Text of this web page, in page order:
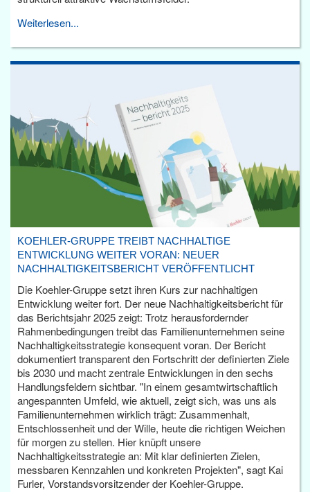
Weiterlesen...
KOEHLER-GRUPPE TREIBT NACHHALTIGE
ENTWICKLUNG WEITER VORAN: NEUER
NACHHALTIGKEITSBERICHT VERÖFFENTLICHT
Die Koehler-Gruppe setzt ihren Kurs zur nachhaltigen
Entwicklung weiter fort. Der neue Nachhaltigkeitsbericht für
das Berichtsjahr 2025 zeigt: Trotz herausfordernder
Rahmenbedingungen treibt das Familienunternehmen seine
Nachhaltigkeitsstrategie konsequent voran. Der Bericht
dokumentiert transparent den Fortschritt der definierten Ziele
bis 2030 und macht zentrale Entwicklungen in den sechs
Handlungsfeldern sichtbar. "In einem gesamtwirtschaftlich
angespannten Umfeld, wie aktuell, zeigt sich, was uns als
Familienunternehmen wirklich trägt: Zusammenhalt,
Entschlossenheit und der Wille, heute die richtigen Weichen
für morgen zu stellen. Hier knüpft unsere
Nachhaltigkeitsstrategie an: Mit klar definierten Zielen,
messbaren Kennzahlen und konkreten Projekten", sagt Kai
Furler, Vorstandsvorsitzender der Koehler-Gruppe.